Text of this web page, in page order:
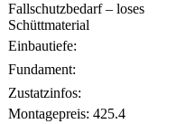
Fallschutzbedarf – loses
Schüttmaterial
Einbautiefe:
Fundament:
Zustatzinfos:
Montagepreis: 425.4